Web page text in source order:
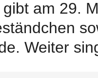
am 29.
Weiter